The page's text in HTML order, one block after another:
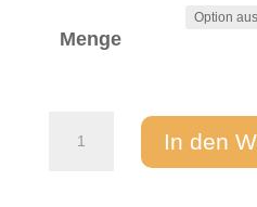
Menge
In den